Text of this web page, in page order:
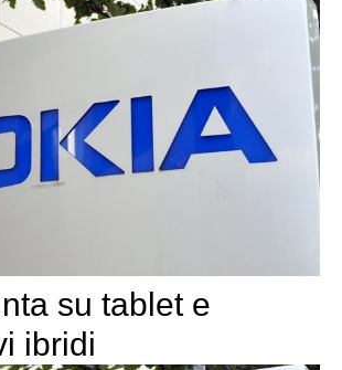
su tablet e
ibridi